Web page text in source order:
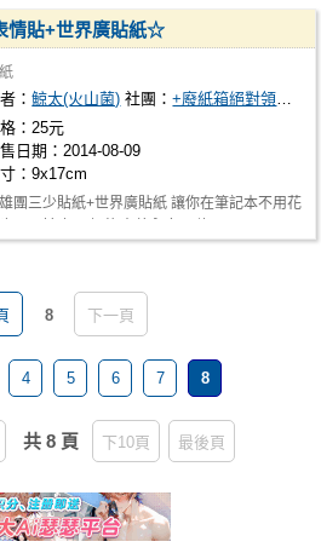
…
情貼+世界廣貼紙☆
：鯨太(火山菌) 社團：+廢紙箱絕對領域+Litter Bins+
：25元
日期：2014-08-09
：9x17cm
團三少貼紙+世界廣貼紙 讓你在筆記本不用花
8 下一頁
4 5 6 7 8
共 8 頁 下10頁 最後頁